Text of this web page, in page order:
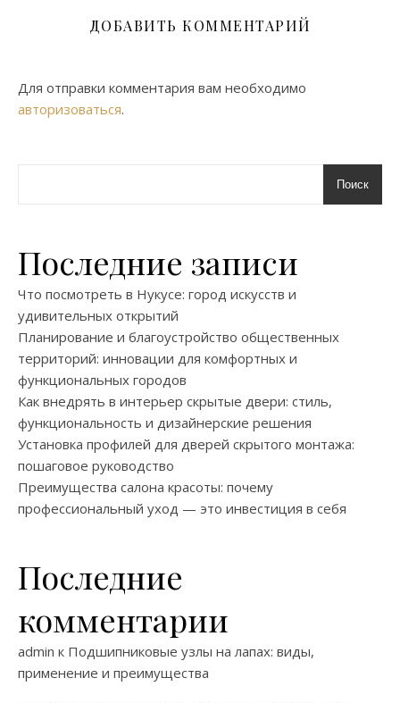
ДОБАВИТЬ КОММЕНТАРИЙ
Для отправки комментария вам необходимо
авторизоваться.
Поиск
Последние записи
Что посмотреть в Нукусе: город искусств и
удивительных открытий
Планирование и благоустройство общественных
территорий: инновации для комфортных и
функциональных городов
Как внедрять в интерьер скрытые двери: стиль,
функциональность и дизайнерские решения
Установка профилей для дверей скрытого монтажа:
пошаговое руководство
Преимущества салона красоты: почему
профессиональный уход — это инвестиция в себя
Последние
комментарии
admin к Подшипниковые узлы на лапах: виды,
применение и преимущества